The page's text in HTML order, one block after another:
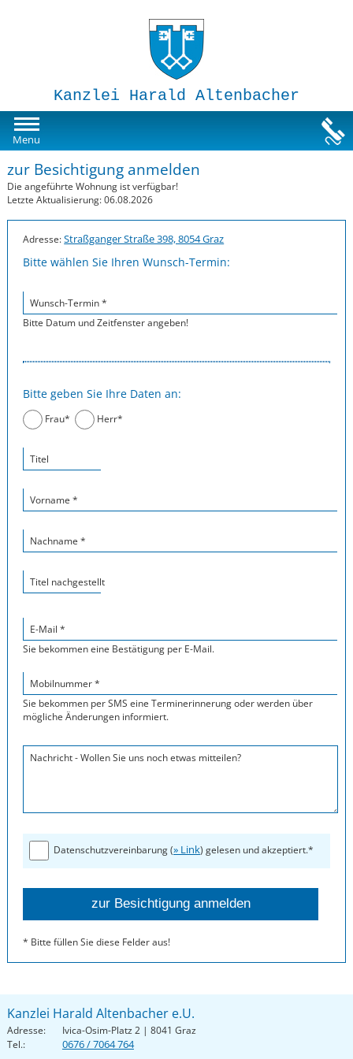
Kanzlei Harald Altenbacher
Menu
Susi-Sorglos Anlegerwohnungen
Impressum
zur Besichtigung anmelden
Die angeführte Wohnung ist verfügbar!
Letzte Aktualisierung: 06.08.2026
Adresse:Straßganger Straße 398, 8054 Graz
Bitte wählen Sie Ihren Wunsch-Termin:
Wunsch-Termin *
Bitte Datum und Zeitfenster angeben!
Bitte geben Sie Ihre Daten an:
Frau* Herr*
Titel
Vorname *
Nachname *
Titel nachgestellt
E-Mail *
Sie bekommen eine Bestätigung per E-Mail.
Mobilnummer *
Sie bekommen per SMS eine Terminerinnerung oder werden über
mögliche Änderungen informiert.
Nachricht - Wollen Sie uns noch etwas mitteilen?
Datenschutzvereinbarung (» Link) gelesen und akzeptiert.*
* Bitte füllen Sie diese Felder aus!
Kanzlei Harald Altenbacher e.U.
Adresse:
Ivica-Osim-Platz 2 | 8041 Graz
Tel.:
0676 / 7064 764